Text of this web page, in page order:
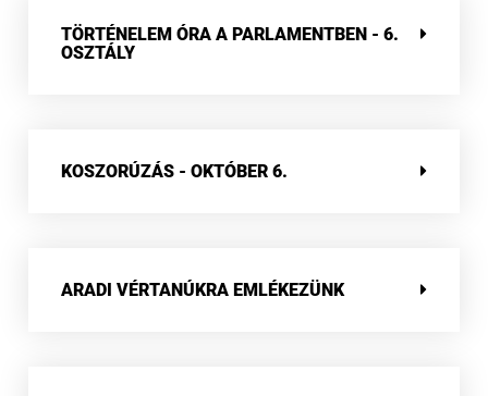
TÖRTÉNELEM ÓRA A PARLAMENTBEN - 6.
OSZTÁLY
KOSZORÚZÁS - OKTÓBER 6.
ARADI VÉRTANÚKRA EMLÉKEZÜNK